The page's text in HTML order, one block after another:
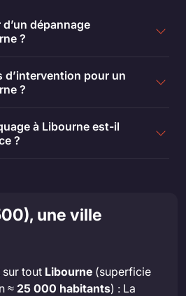
dépannage
?
d’intervention pour un
?
à Libourne est-il
?
une ville
tout Libourne (superficie
≈ 25 000 habitants) : La